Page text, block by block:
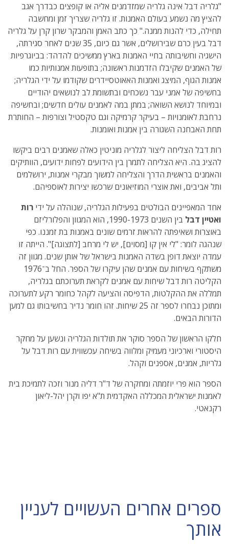
"גלריה דבל אינה גלריה שמזדמנים אליה או קופצים כבדרך אגב
להציץ מה נשמע בעולם האמנות. זו גלריה שצריך זמן ומחשבה
תחילה, כדי להנות ממנה." כך כתב האמן והמבקר שרון קרן על גלריה
דבל בעין כרם שבירושלים, אשר גם כיום, 35 שנים לאחר סגירתה,
הישגיה וחשיבותה בחיי האמנות בארץ ממשיכים להדהד: בביוגרפיות
של האמנים שקיבלו הזדמנות ראשונה; בתופעות אמנותיות כמו
אמנות הגוף, המיצג ואמנות האאוטסיידרים שקודמו על ידי הגלריה;
בחשיפה של אמני עבר נשכחים ובתשומת לב לנושאים יהודיים
ובמיוחד לנושא השואה; במתן במה לאמנים עולים חדשים; ובחשיפה
נרחבת לאוּמנויות – בעיקר קרמיקה וגם טקסטיל וצורפות – החותרת
תחת האבחנה השגורה בין אמנות ואומנות.
רות דבל הצליחה ליצור לגלריה מוניטין כאלה שאמנים רבים ביקשו
להציג בה. היא הצליחה לתמרן בין הידועים לפחות ידועים, הוותיקים
והאמנים בראשית הדרך והצליחה למשוך מבקרי אמנות, ירושלמים
ותל אביבים, ואת אוצרי המוזיאונים שרכשו יצירות לאוספיהם.
אחד המאפיינים הבולטים בפעילות הגלריה, שנוהלה על ידי רות
ואטיין דבל
בין השנים 1990-1973, הוא המגוון והפלורליזם
באוצרוּת ושאיפתה להראות זרמים שונים באמנות בת זמננו. כפי
שנהגה לומר: "לי אין קו [מסוים], יש לי מרחב [לתצוגה]". הייתה זו
עמדה יוצאת דופן בשדה האמנות בישראל של אותן שנים. מגוון זה
משתקף בשיחות עם אמנים שהן עיקרו של הספר. החל ב־1976
הקליטה רות דבל שיחות עם אמנים לקראת תערוכתם בגלריה,
תמללה את ההקלטות, הדפיסה והציעה לקהל כחומר רקע לתערוכה
ומתוכן נבחרו לספר זה 25 שיחות. זהו חומר נדיר בחשיבותו גם למען
הדורות הבאים.
חלקו הראשון של הספר סוקר את תולדות הגלריה ונשען על מחקר
היסטורי וארכיוני מעמיק ומלווה בשיחה עכשווית עם רות דבל על
גלריות, אמנים, אספנים וקהל.
הספר הוא פרי יוזמתה ומחקרה של ד"ר דליה מנור וזכה לתמיכת בית
לאמנות ישראלית המכללה האקדמית ת"א יפו וקרן יהל-ליאון
רקנאטי.
ספרים אחרים העשויים לעניין
אותך